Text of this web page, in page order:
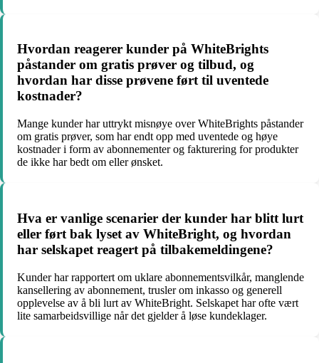
Hvordan reagerer kunder på WhiteBrights
påstander om gratis prøver og tilbud, og
hvordan har disse prøvene ført til uventede
kostnader?
Mange kunder har uttrykt misnøye over WhiteBrights påstander
om gratis prøver, som har endt opp med uventede og høye
kostnader i form av abonnementer og fakturering for produkter
de ikke har bedt om eller ønsket.
Hva er vanlige scenarier der kunder har blitt lurt
eller ført bak lyset av WhiteBright, og hvordan
har selskapet reagert på tilbakemeldingene?
Kunder har rapportert om uklare abonnementsvilkår, manglende
kansellering av abonnement, trusler om inkasso og generell
opplevelse av å bli lurt av WhiteBright. Selskapet har ofte vært
lite samarbeidsvillige når det gjelder å løse kundeklager.